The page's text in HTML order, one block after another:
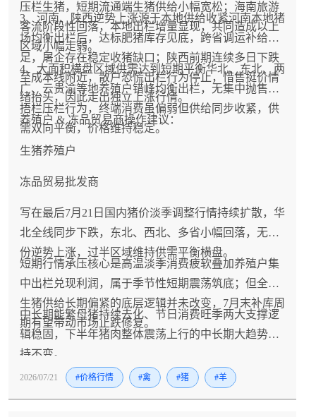
压栏生猪，短期流通端生猪供给小幅宽松；海南旅游
客流阶段性回落，本地出栏增量显现，共同造成以上
区域小幅走弱。
3、河南、陕西逆势上涨源于本地供给收紧河南本地猪
场均衡出栏后，达标肥猪库存见底，跨省调运补给不
足，屠企存在稳定收猪缺口；陕西前期连续多日下跌
至成本线附近，散户恐慌出栏行为停止，惜售挺价情
绪抬头，因此走出独立上涨行情。
4、大面积横盘区域供需达到短期平衡华北、东北、两
广、云贵渝等地养殖户错峰均衡出栏，无集中抛售或
捂栏压栏行为，终端消费虽偏弱但供给同步收紧，供
需双向平衡，价格维持稳定。
养殖户 & 冻品贸易商操作建议：
生猪养殖户
冻品贸易批发商
写在最后7月21日国内猪价淡季调整行情持续扩散，华
北全线同步下跌，东北、西北、多省小幅回落，无省
份逆势上涨，过半区域维持供需平衡横盘。
短期行情承压核心是高温淡季消费疲软叠加养殖户集
中出栏兑现利润，属于季节性短期震荡筑底；但全国
生猪供给长期偏紧的底层逻辑并未改变，7月末补库周
期有望带动市场止跌修复。
中长期能繁母猪持续去化、节日消费旺季两大支撑逻
辑稳固，下半年猪肉整体震荡上行的中长期大趋势保
持不变。
2026/07/21 #价格行情 #禽 #猪 #羊